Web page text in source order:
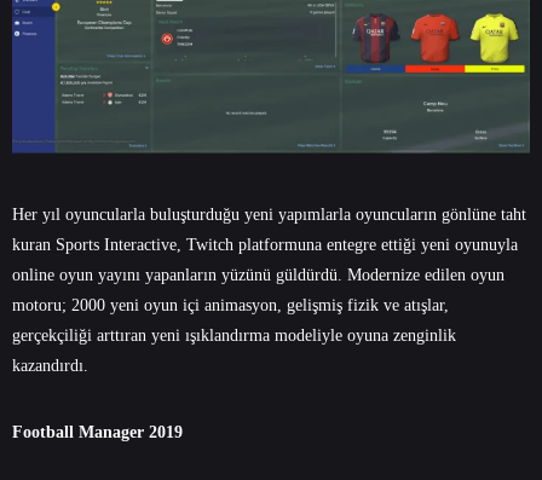
Her yıl oyuncularla buluşturduğu yeni yapımlarla oyuncuların gönlüne taht
kuran Sports Interactive, Twitch platformuna entegre ettiği yeni oyunuyla
online oyun yayını yapanların yüzünü güldürdü. Modernize edilen oyun
motoru; 2000 yeni oyun içi animasyon, gelişmiş fizik ve atışlar,
gerçekçiliği arttıran yeni ışıklandırma modeliyle oyuna zenginlik
kazandırdı.
Football Manager 2019